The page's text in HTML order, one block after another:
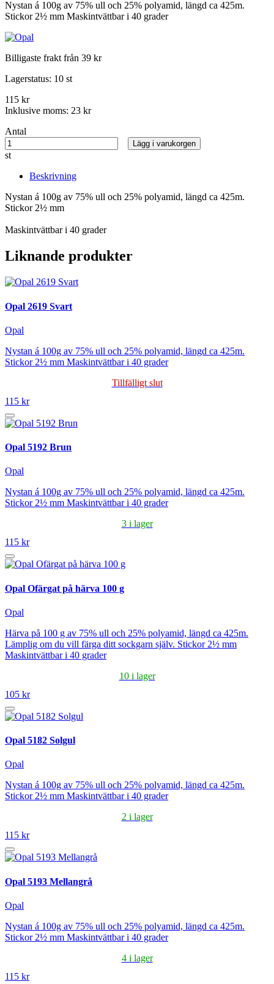
Nystan á 100g av 75% ull och 25% polyamid, längd ca 425m.
Stickor 2½ mm Maskintvättbar i 40 grader
Billigaste frakt från 39 kr
Lagerstatus: 10 st
115 kr
Inklusive moms: 23 kr
Antal
st
Lägg i varukorgen
Beskrivning
Nystan á 100g av 75% ull och 25% polyamid, längd ca 425m.
Stickor 2½ mm
Maskintvättbar i 40 grader
Liknande produkter
Opal 2619 Svart
Opal
Nystan á 100g av 75% ull och 25% polyamid, längd ca 425m.
Stickor 2½ mm Maskintvättbar i 40 grader
Tillfälligt slut
115 kr
Opal 5192 Brun
Opal
Nystan á 100g av 75% ull och 25% polyamid, längd ca 425m.
Stickor 2½ mm Maskintvättbar i 40 grader
3 i lager
115 kr
Opal Ofärgat på härva 100 g
Opal
Härva på 100 g av 75% ull och 25% polyamid, längd ca 425m.
Lämplig om du vill färga ditt sockgarn själv. Stickor 2½ mm
Maskintvättbar i 40 grader
10 i lager
105 kr
Opal 5182 Solgul
Opal
Nystan á 100g av 75% ull och 25% polyamid, längd ca 425m.
Stickor 2½ mm Maskintvättbar i 40 grader
2 i lager
115 kr
Opal 5193 Mellangrå
Opal
Nystan á 100g av 75% ull och 25% polyamid, längd ca 425m.
Stickor 2½ mm Maskintvättbar i 40 grader
4 i lager
115 kr